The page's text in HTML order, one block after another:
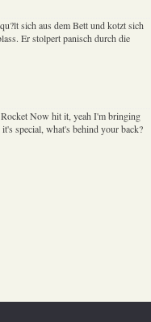
sich aus dem Bett und kotzt sich
Er stolpert panisch durch die
Now hit it, yeah I'm bringing
special, what's behind your back?